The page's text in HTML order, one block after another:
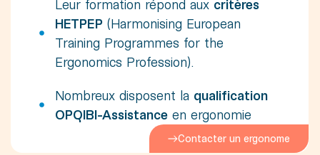
Leur formation répond aux critères
HETPEP (Harmonising European
Training Programmes for the
Ergonomics Profession).
Nombreux disposent la qualification
OPQIBI-Assistanceen ergonomie
Contacter un ergonome